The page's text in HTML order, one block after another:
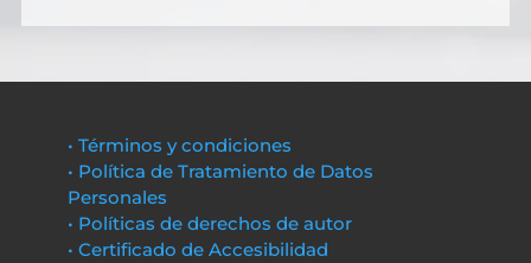
• Términos y condiciones
• Política de Tratamiento de Datos
Personales
• Políticas de derechos de autor
• Certificado de Accesibilidad